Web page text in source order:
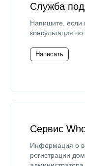
Служба
Напишите,
консультация по
Написать
Сервис
Информация о
регистрации